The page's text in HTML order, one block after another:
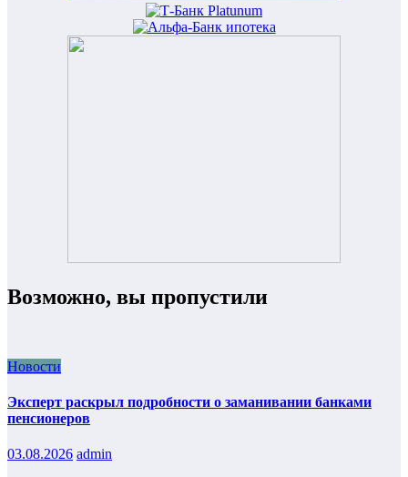
Возможно, вы пропустили
Новости
Эксперт раскрыл подробности о заманивании банками
пенсионеров
03.08.2026 admin